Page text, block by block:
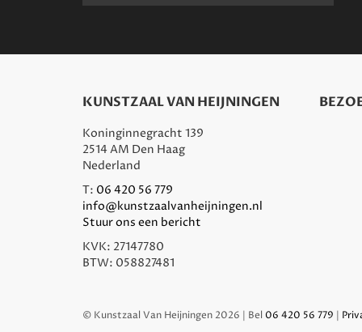
KUNSTZAAL VAN HEIJNINGEN
Koninginnegracht 139
2514 AM Den Haag
Nederland
T: 06 420 56 779
info@kunstzaalvanheijningen.nl
Stuur ons een bericht
KVK: 27147780
BTW: 058827481
© Kunstzaal Van Heijningen 2026 | Bel 06 420 56 779 |